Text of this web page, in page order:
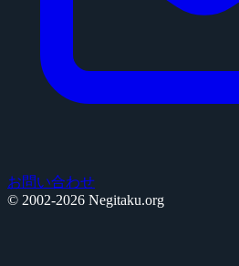
お問い合わせ
© 2002-2026 Negitaku.org